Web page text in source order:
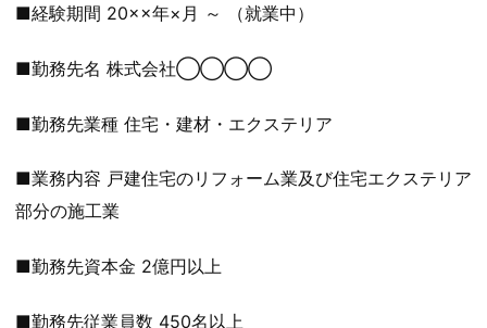
■経験期間 20××年×月 ～ （就業中）
■勤務先名 株式会社◯◯◯◯
■勤務先業種 住宅・建材・エクステリア
■業務内容 戸建住宅のリフォーム業及び住宅エクステリア
部分の施工業
■勤務先資本金 2億円以上
■勤務先従業員数 450名以上